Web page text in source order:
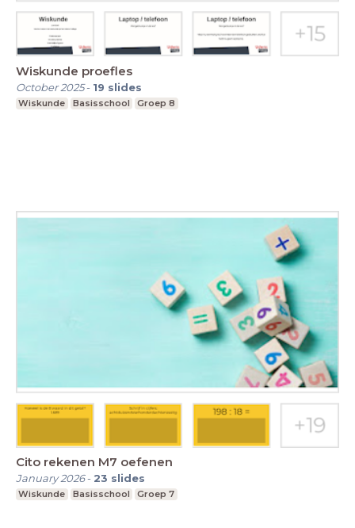
Wiskunde proefles
October 2025- 19 slides
Wiskunde Basisschool Groep 8
Cito rekenen M7 oefenen
January 2026- 23 slides
Wiskunde Basisschool Groep 7